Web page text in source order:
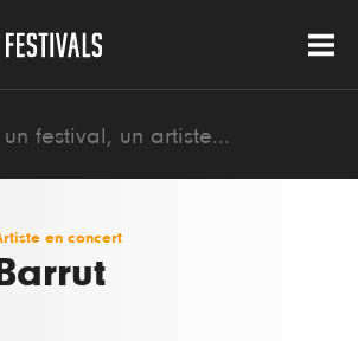
en concert
Barrut